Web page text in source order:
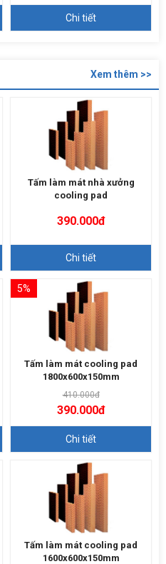
Chi tiết
Xem thêm >>
Tấm làm mát nhà xưởng
cooling pad
390.000đ
Chi tiết
5%
Tấm làm mát cooling pad
1800x600x150mm
410.000đ
390.000đ
Chi tiết
Tấm làm mát cooling pad
1600x600x150mm